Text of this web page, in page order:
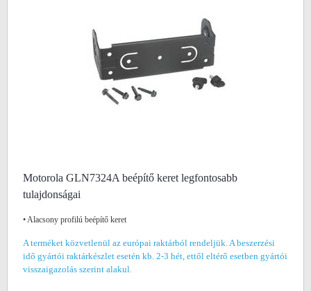
Motorola GLN7324A beépítő keret legfontosabb
tulajdonságai
• Alacsony profilú beépítő keret
A terméket közvetlenül az európai raktárból rendeljük. A beszerzési
idő gyártói raktárkészlet esetén kb. 2-3 hét, ettől eltérő esetben gyártói
visszaigazolás szerint alakul.